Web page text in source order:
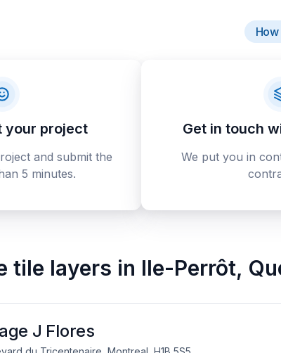
your project
and submit the
5 minutes.
Get in touch
We put you in
tile layers in Ile-Perrôt,
J Flores